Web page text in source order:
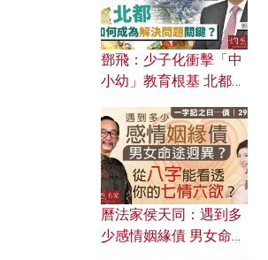
鄧飛：少子化衝擊「中
小幼」教育根基 北都如
曆法家侯天同：遇到多
少感情姻緣債 男女命途